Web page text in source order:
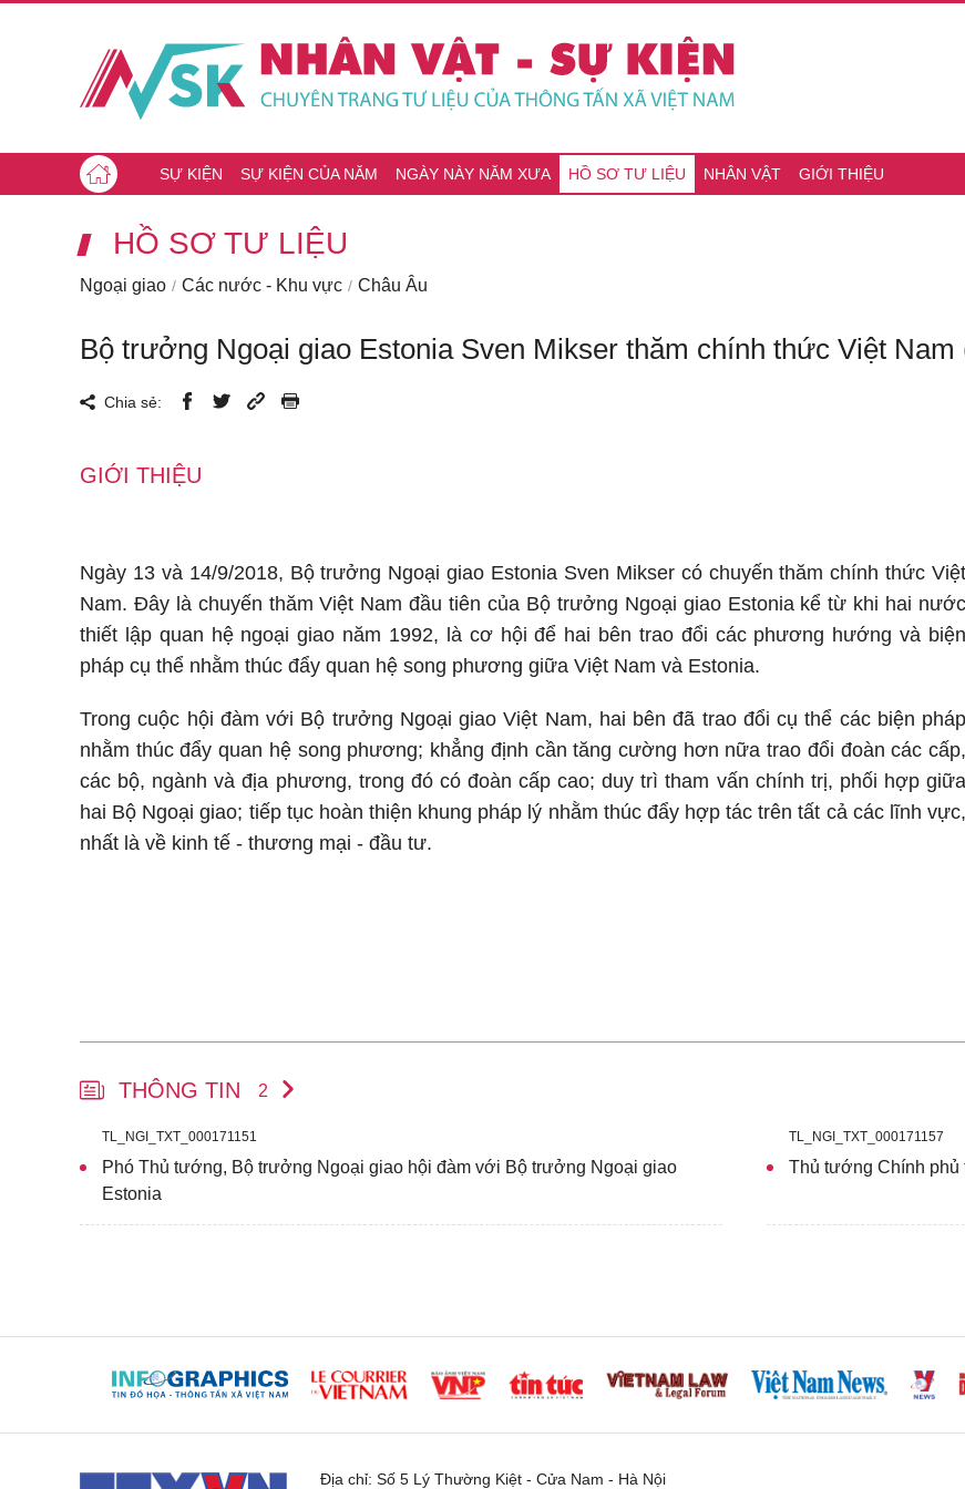
SỰ KIỆN SỰ KIỆN CỦA NĂM NGÀY NÀY NĂM XƯA HỒ SƠ TƯ LIỆU NHÂN VẬT GIỚI THIỆU
HỒ SƠ TƯ LIỆU
Ngoại giao Các nước - Khu vực Châu Âu
Bộ trưởng Ngoại giao Estonia Sven Mikser thăm chính thức Việt Nam
Chia sẻ:
GIỚI THIỆU
Ngày 13 và 14/9/2018, Bộ trưởng Ngoại giao Estonia Sven Mikser có chuyến thăm chính thức Việt
Nam. Đây là chuyến thăm Việt Nam đầu tiên của Bộ trưởng Ngoại giao Estonia kể từ khi hai nước
thiết lập quan hệ ngoại giao năm 1992, là cơ hội để hai bên trao đổi các phương hướng và biện
pháp cụ thể nhằm thúc đẩy quan hệ song phương giữa Việt Nam và Estonia.
Trong cuộc hội đàm với Bộ trưởng Ngoại giao Việt Nam, hai bên đã trao đổi cụ thể các biện pháp
nhằm thúc đẩy quan hệ song phương; khẳng định cần tăng cường hơn nữa trao đổi đoàn các cấp,
các bộ, ngành và địa phương, trong đó có đoàn cấp cao; duy trì tham vấn chính trị, phối hợp giữa
hai Bộ Ngoại giao; tiếp tục hoàn thiện khung pháp lý nhằm thúc đẩy hợp tác trên tất cả các lĩnh vực,
nhất là về kinh tế - thương mại - đầu tư.
THÔNG TIN 2
TL_NGI_TXT_000171151
Phó Thủ tướng, Bộ trưởng Ngoại giao hội đàm với Bộ trưởng Ngoại giao
Estonia
TL_NGI_TXT_000171157
Thủ tướng Chính phủ
Địa chỉ: Số 5 Lý Thường Kiệt - Cửa Nam - Hà Nội